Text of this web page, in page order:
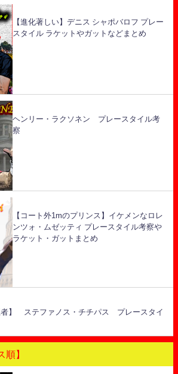
【進化著しい】デニス シャポバロフ プレー
スタイル ラケットやガットなどまとめ
ヘンリー・ラクソネン プレースタイル考
察
【コート外1mのプリンス】イケメンなロレ
ンツォ・ムゼッティ プレースタイル考察や
ラケット・ガットまとめ
者】 ステファノス・チチパス プレースタイ
順】